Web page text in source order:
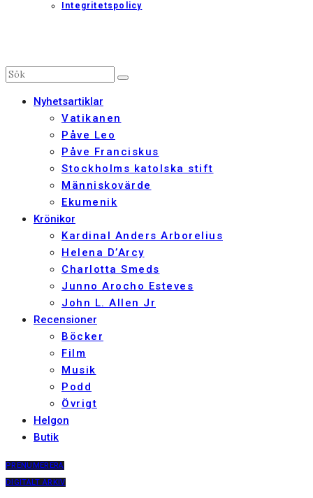
Integritetspolicy
Nyhetsartiklar
Vatikanen
Påve Leo
Påve Franciskus
Stockholms katolska stift
Människovärde
Ekumenik
Krönikor
Kardinal Anders Arborelius
Helena D’Arcy
Charlotta Smeds
Junno Arocho Esteves
John L. Allen Jr
Recensioner
Böcker
Film
Musik
Podd
Övrigt
Helgon
Butik
PRENUMERERA
DIGITALT ARKIV